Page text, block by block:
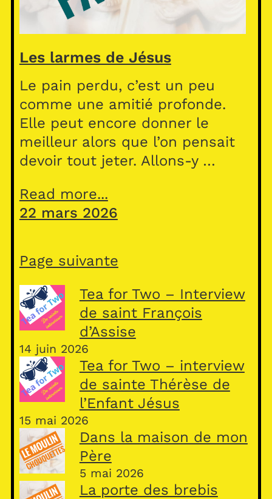
Les larmes de Jésus
Le pain perdu, c’est un peu
comme une amitié profonde.
Elle peut encore donner le
meilleur alors que l’on pensait
devoir tout jeter. Allons-y …
Read more...
22 mars 2026
Page suivante
Tea for Two – Interview
de saint François
d’Assise
14 juin 2026
Tea for Two – interview
de sainte Thérèse de
l’Enfant Jésus
15 mai 2026
Dans la maison de mon
Père
5 mai 2026
La porte des brebis